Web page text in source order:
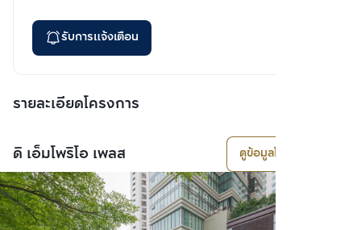
รับการแจ้งเตือน
รายละเอียดโครงการ
ดิ เอ็มโพริโอ เพลส ดูข้อมูลโครงการ